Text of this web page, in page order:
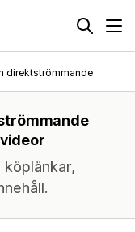
direktströmmande